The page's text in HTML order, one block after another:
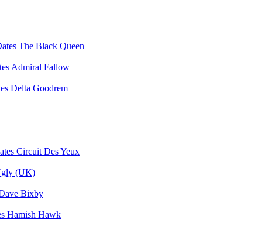
The Black Queen
Admiral Fallow
Delta Goodrem
Circuit Des Yeux
(UK)
Bixby
Hamish Hawk